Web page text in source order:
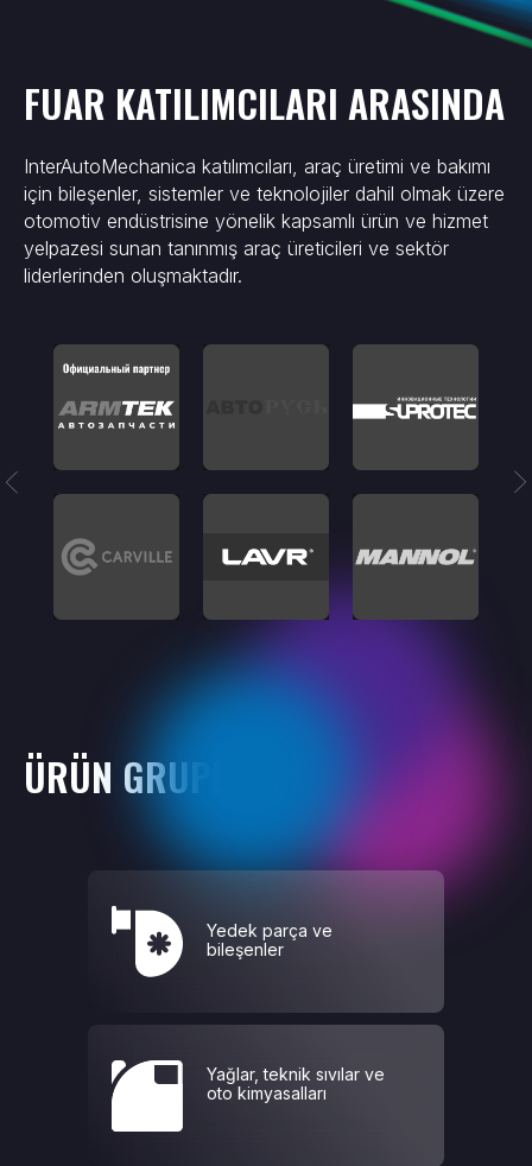
FUAR KATILIMCILARI ARASINDA
InterAutoMechanica katılımcıları, araç üretimi ve bakımı
için bileşenler, sistemler ve teknolojiler dahil olmak üzere
otomotiv endüstrisine yönelik kapsamlı ürün ve hizmet
yelpazesi sunan tanınmış araç üreticileri ve sektör
liderlerinden oluşmaktadır.
ÜRÜN GRUPLARI
Yedek parça ve
bileşenler
Yağlar, teknik sıvılar ve
oto kimyasalları